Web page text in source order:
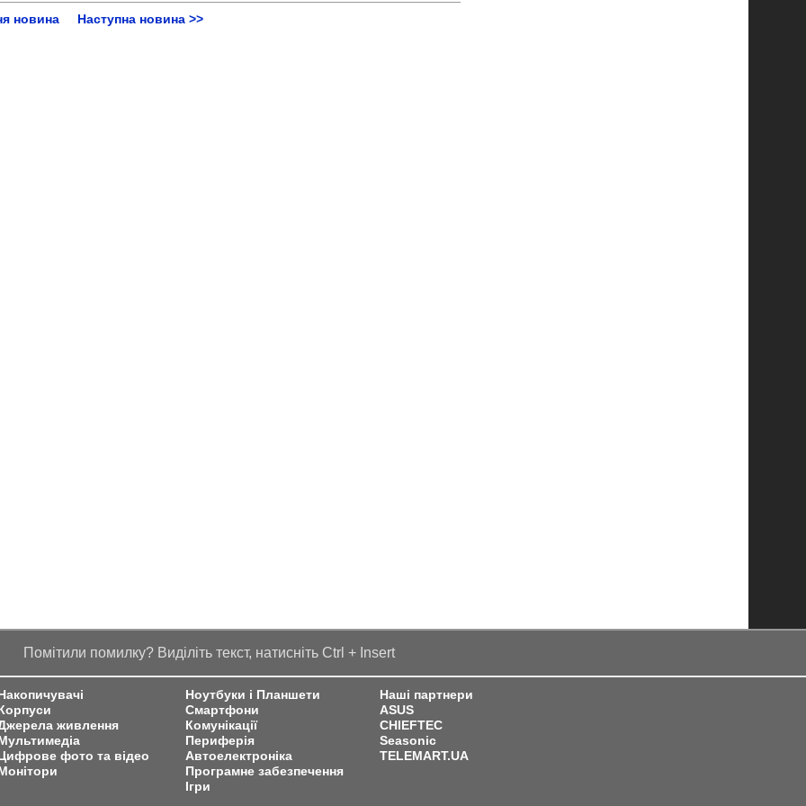
новина Наступна новина >>
Помітили помилку? Виділіть текст, натисніть Ctrl + Insert
Накопичувачі
Корпуси
живлення
Мультимедіа
Цифрове фото та відео
Монітори
Ноутбуки і Планшети
Смартфони
Комунікації
Периферія
Автоелектроніка
Програмне забезпечення
Ігри
Наші партнери
ASUS
CHIEFTEC
Seasonic
TELEMART.UA